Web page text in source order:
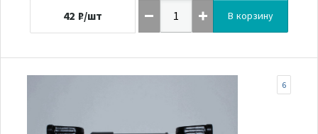
42 ₽/шт В корзину
6